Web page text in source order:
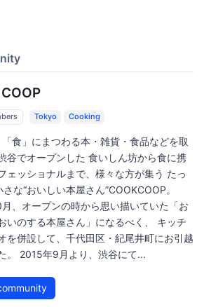
Tokyo Cooking
食」にまつわる本・雑貨・食品などを取
谷でオープンした 食いしん坊から食に携
ェッショナルまで、様々な方が集う たっ
な“おいしい本屋さん”COOKCOOP。
、オープンの時から思い描いていた「お
いのする本屋さん」になるべく、 キッチ
を併設して、千代田区・紀尾井町にお引越
。 2015年9月より、渋谷にて...